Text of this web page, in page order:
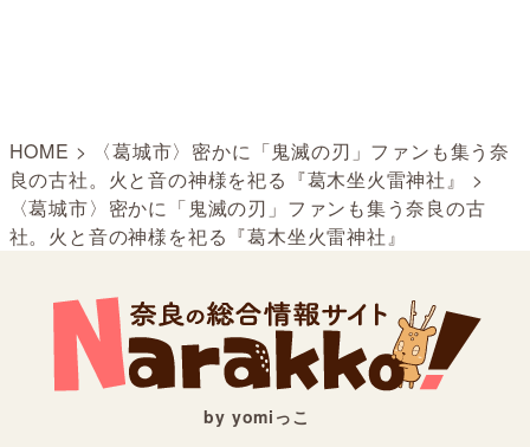
HOME >
〈葛城市〉密かに「鬼滅の刃」ファンも集う奈
良の古社。火と音の神様を祀る『葛木坐火雷神社』
>
〈葛城市〉密かに「鬼滅の刃」ファンも集う奈良の古
社。火と音の神様を祀る『葛木坐火雷神社』
by yomiっこ